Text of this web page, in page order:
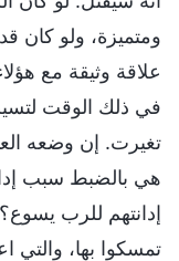
ومتميزة، ولو كان
علاقة وثيقة مع
في ذلك الوقت
تغيرت. إن وضعه
هي بالضبط سبب
إدانتهم للرب
تمسكوا بها، والتي